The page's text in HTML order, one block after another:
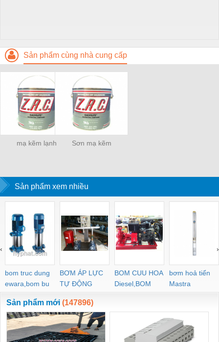
Sản phẩm cùng nhà cung cấp
mạ kẽm lạnh Sơn mạ kẽm
Sản phẩm xem nhiều
bom truc dung
ewara,bom bu
ewara
BƠM ÁP LỰC
TỰ ĐỘNG
BOM CUU HOA
Diesel,BOM
CHUA CHAY
bơm hoả tiển
Mastra
‹ ›
Sản phẩm mới (147896)